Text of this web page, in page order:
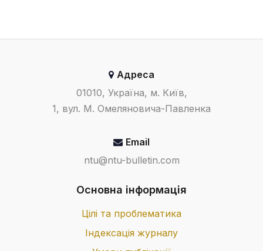
Адреса
01010, Україна, м. Київ,
1, вул. М. Омеляновича-Павленка
Email
ntu@ntu-bulletin.com
Основна інформація
Цілі та проблематика
Індексація журналу